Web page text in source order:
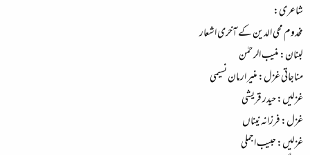
شاعری:
مخدوم محی الدین کے آخری اشعار
لبنان: منیب الرحمٰن
مناجاتی غزل: منیر ارمان نسیمی
غزلیں: حیدر قریشی
غزل: فرزانہ نیناں
غزلیں: حبیب اجملی